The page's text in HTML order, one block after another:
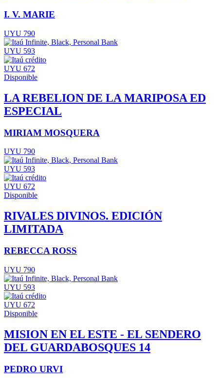
I. V. MARIE
UYU 790
UYU 593
UYU 672
Disponible
LA REBELION DE LA MARIPOSA ED
ESPECIAL
MIRIAM MOSQUERA
UYU 790
UYU 593
UYU 672
Disponible
RIVALES DIVINOS. EDICIÓN
LIMITADA
REBECCA ROSS
UYU 790
UYU 593
UYU 672
Disponible
MISION EN EL ESTE - EL SENDERO
DEL GUARDABOSQUES 14
PEDRO URVI